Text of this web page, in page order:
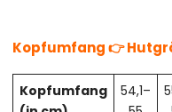
Kopfumfang 👉
Kopfumfang
54,1–